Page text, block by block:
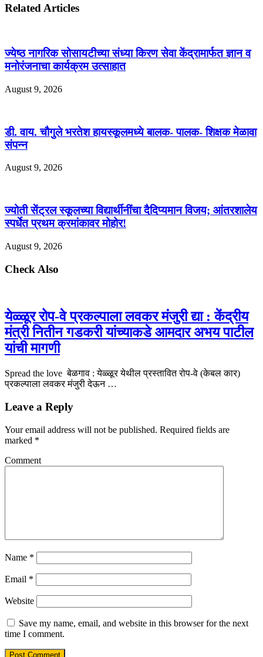
Related Articles
ज्येष्ठ नागरिक सोसायटीच्या संध्या किरण सेवा केंद्रामार्फत ज्ञान व
मनोरंजनाचा कार्यक्रम उत्साहात
August 9, 2026
डी. वाय. चौगुले भरतेश हायस्कूलमध्ये बालक- पालक- शिक्षक मेळावा
संपन्न
August 9, 2026
ज्योती सेंट्रल स्कूलच्या विद्यार्थीनींचा दैदिप्यमान विजय; आंतरशालेय
स्पर्धेत प्रथम क्रमांकावर मोहोर!
August 9, 2026
Check Also
येळ्ळूर रोप-वे प्रकल्पाला लवकर मंजुरी द्या : केंद्रीय
मंत्री नितीन गडकरी यांच्याकडे आमदार अभय पाटील
यांची मागणी
Spread the love बेळगाव : येळ्ळूर येथील प्रस्तावित रोप-वे (केबल कार)
प्रकल्पाला लवकर मंजुरी देऊन …
Leave a Reply
Your email address will not be published. Required fields are
marked *
Comment
Name *
Email *
Website
Save my name, email, and website in this browser for the next
time I comment.